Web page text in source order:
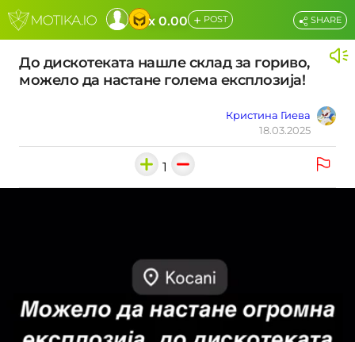
x 0.00 + POST
До дискотеката нашле склад за гориво,
можело да настане голема експлозија!
Кристина Гиева
18.03.2025
SHARE
1